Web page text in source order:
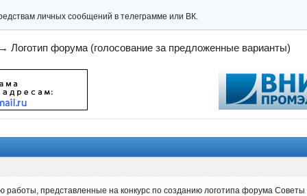
личных сообщений в телеграмме или ВК.
Логотип форума (голосование за предложенные варианты)
работы, представленные на конкурс по созданию логотипа форума